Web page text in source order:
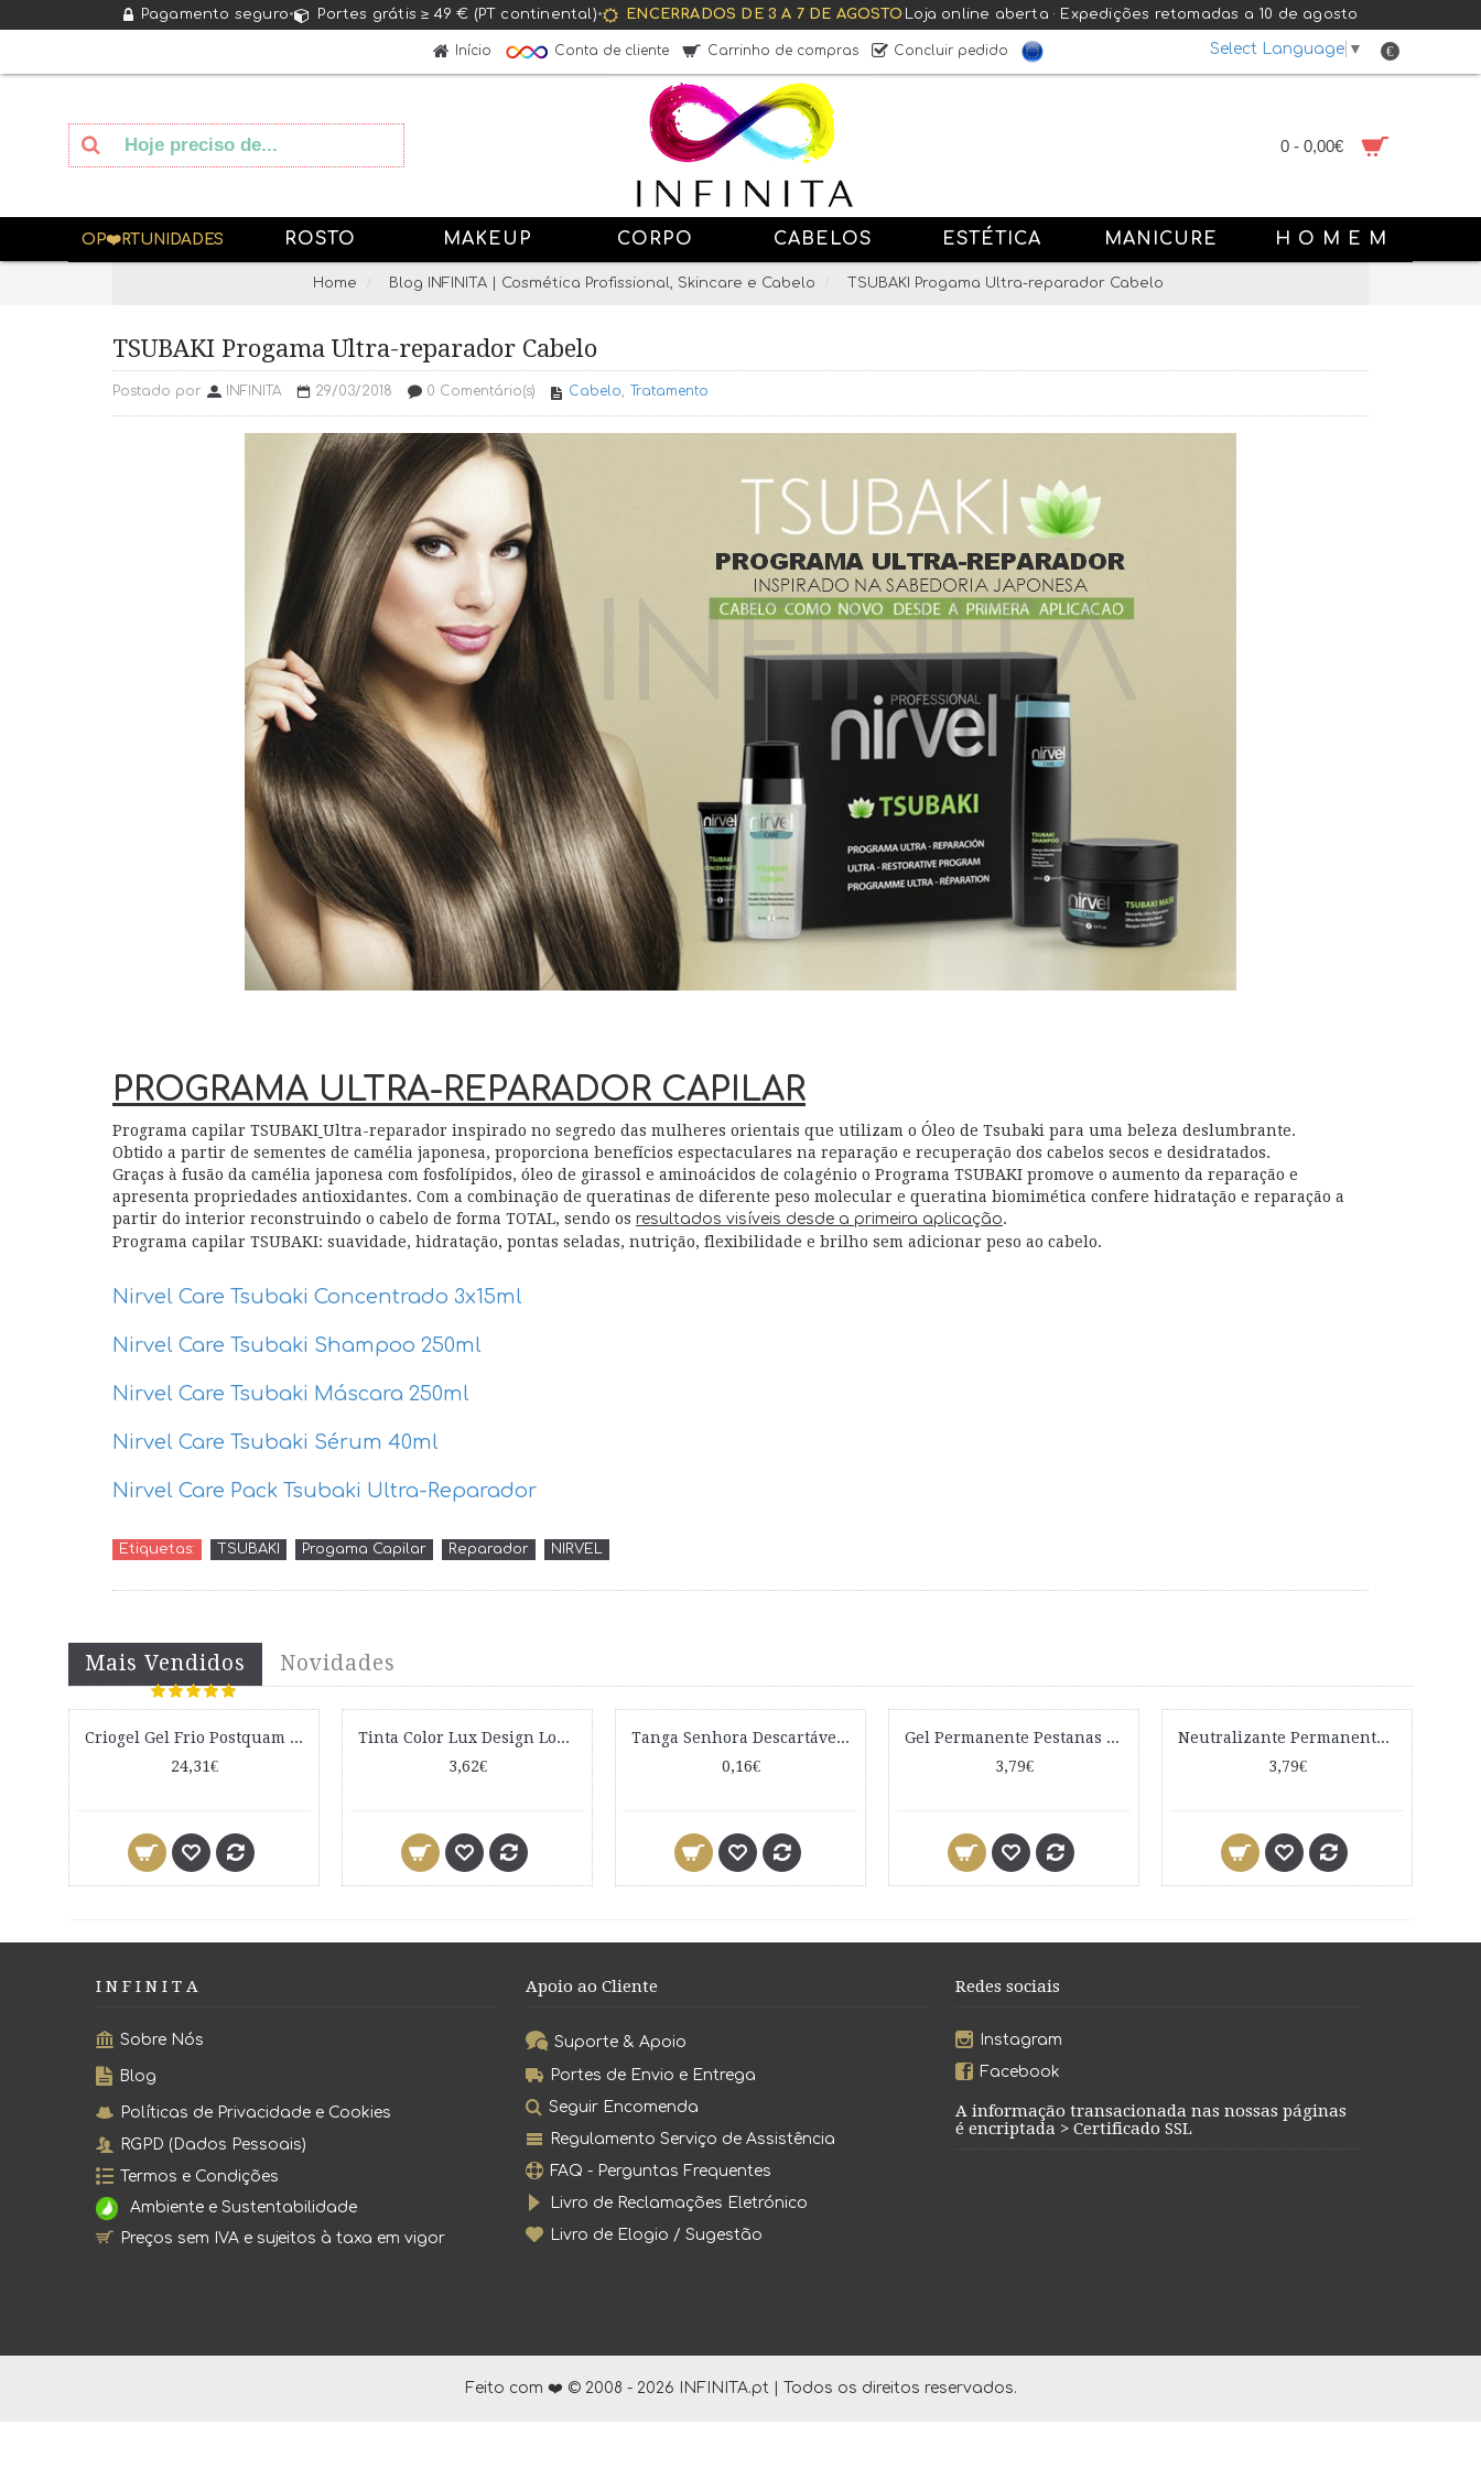
Pagamento seguro• Portes grátis ≥ 49 € (PT continental)• ENCERRADOS DE 3 A 7 DE AGOSTO· Loja online aberta · Expedições retomadas a 10 de agosto
Select Language ▼
Início Conta de cliente Carrinho de compras Concluir pedido €
0 - 0,00€
OP❤️RTUNIDADES ROSTO MAKEUP CORPO CABELOS ESTÉTICA MANICURE H O M E M
Home Blog INFINITA | Cosmética Profissional, Skincare e Cabelo TSUBAKI Progama Ultra-reparador Cabelo
TSUBAKI Progama Ultra-reparador Cabelo
Postado por INFINITA 29/03/2018 0 Comentário(s) Cabelo, Tratamento
PROGRAMA ULTRA-REPARADOR CAPILAR
Programa capilar TSUBAKI Ultra-reparador inspirado no segredo das mulheres orientais que utilizam o Óleo de Tsubaki para uma beleza deslumbrante.
Obtido a partir de sementes de camélia japonesa, proporciona benefícios espectaculares na reparação e recuperação dos cabelos secos e desidratados.
Graças à fusão da camélia japonesa com fosfolípidos, óleo de girassol e aminoácidos de colagénio o Programa TSUBAKI promove o aumento da reparação e
apresenta propriedades antioxidantes. Com a combinação de queratinas de diferente peso molecular e queratina biomimética confere hidratação e reparação a
partir do interior reconstruindo o cabelo de forma TOTAL, sendo os resultados visíveis desde a primeira aplicação.
Programa capilar TSUBAKI: suavidade, hidratação, pontas seladas, nutrição, flexibilidade e brilho sem adicionar peso ao cabelo.
Nirvel Care Tsubaki Concentrado 3x15ml
Nirvel Care Tsubaki Shampoo 250ml
Nirvel Care Tsubaki Máscara 250ml
Nirvel Care Tsubaki Sérum 40ml
Nirvel Care Pack Tsubaki Ultra-Reparador
Etiquetas: TSUBAKI Progama Capilar Reparador NIRVEL
Mais Vendidos Novidades
Criogel Gel Frio Postquam 1000ml
24,31€
Tinta Color Lux Design Look 100ml
3,62€
Tanga Senhora Descartável Unidade
0,16€
Gel Permanente Pestanas + Eyelash Lift LevisSime
3,79€
Neutralizante Permanente Pestanas LevisSime
3,79€
I N F I N I T A
Sobre Nós
Blog
Políticas de Privacidade e Cookies
RGPD (Dados Pessoais)
Termos e Condições
Ambiente e Sustentabilidade
Preços sem IVA e sujeitos à taxa em vigor
Apoio ao Cliente
Suporte & Apoio
Portes de Envio e Entrega
Seguir Encomenda
Regulamento Serviço de Assistência
FAQ - Perguntas Frequentes
Livro de Reclamações Eletrónico
Livro de Elogio / Sugestão
Redes sociais
Instagram
Facebook
A informação transacionada nas nossas páginas
é encriptada > Certificado SSL
Feito com ❤️ © 2008 - 2026 INFINITA.pt | Todos os direitos reservados.